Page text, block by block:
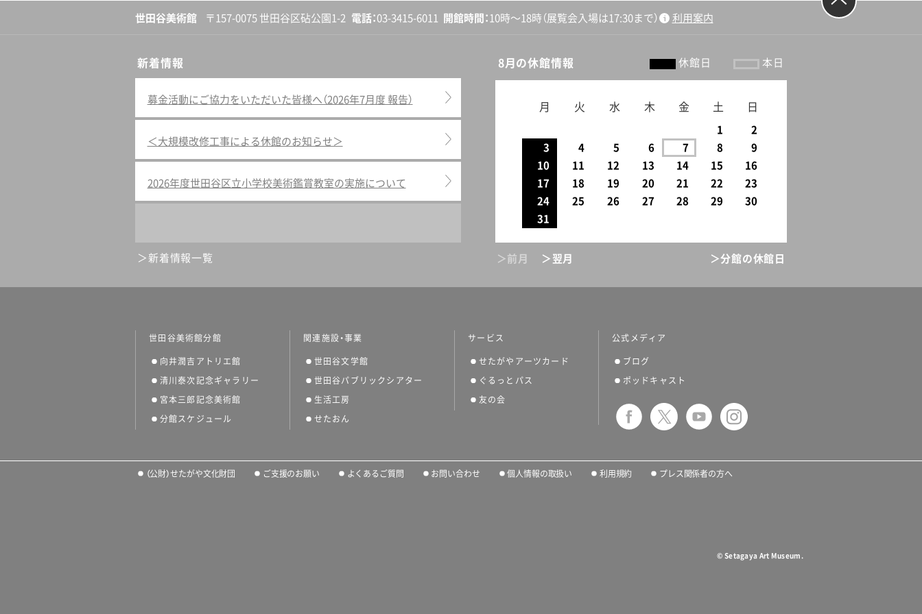
世田谷美術館 〒157-0075 世田谷区砧公園1-2 電話 03-3415-6011 開館時間 10時〜18時 （展覧会入場は17:30まで） 利用案内
新着情報
募金活動にご協力をいただいた皆様へ（2026年7月度 報告）
＜大規模改修工事による休館のお知らせ＞
2026年度世田谷区立小学校美術鑑賞教室の実施について
新着情報一覧
8月の休館情報 休館日 本日
月 火 水 木 金 土 日
1
2
3
4 5 6 7 8
9
10
11 12 13 14 15
16
17
18 19 20 21 22
23
24
25 26 27 28 29
30
31
＞前月 ＞翌月 ＞分館の休館日
世田谷美術館分館
向井潤吉アトリエ館
清川泰次記念ギャラリー
宮本三郎記念美術館
分館スケジュール
関連施設・事業
世田谷文学館
世田谷パブリックシアター
生活工房
せたおん
サービス
せたがやアーツカード
ぐるっとパス
友の会
公式メディア
ブログ
ポッドキャスト
（公財）せたがや文化財団 ご支援のお願い よくあるご質問 お問い合わせ 個人情報の取扱い 利用規約 プレス関係者の方へ
© Setagaya Art Museum.